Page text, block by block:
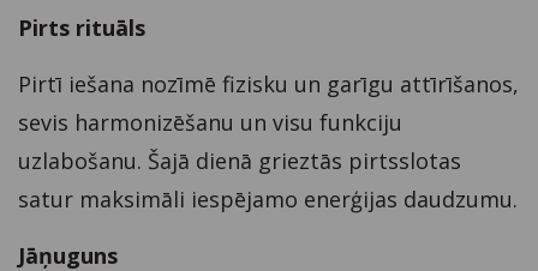
Pirts rituāls
Pirtī iešana nozīmē fizisku un garīgu attīrīšanos,
sevis harmonizēšanu un visu funkciju
uzlabošanu. Šajā dienā grieztās pirtsslotas
satur maksimāli iespējamo enerģijas daudzumu.
Jāņuguns